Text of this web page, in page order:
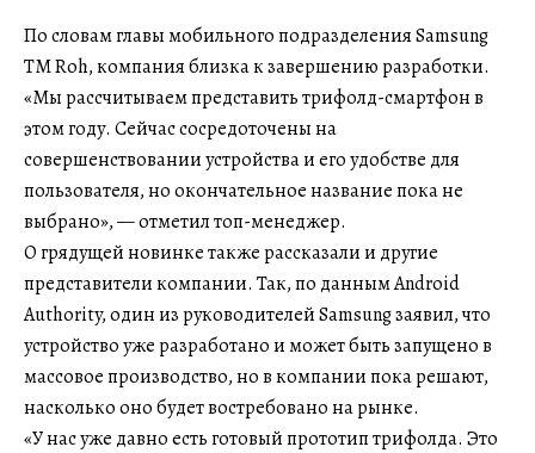
По словам главы мобильного подразделения Samsung
TM Roh, компания близка к завершению разработки.
«Мы рассчитываем представить трифолд-смартфон в
этом году. Сейчас сосредоточены на
совершенствовании устройства и его удобстве для
пользователя, но окончательное название пока не
выбрано», — отметил топ-менеджер.
О грядущей новинке также рассказали и другие
представители компании. Так, по данным Android
Authority, один из руководителей Samsung заявил, что
устройство уже разработано и может быть запущено в
массовое производство, но в компании пока решают,
насколько оно будет востребовано на рынке.
«У нас уже давно есть готовый прототип трифолда. Это